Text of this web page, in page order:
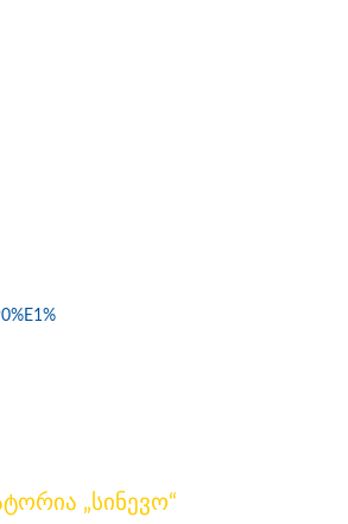
„სინევო“